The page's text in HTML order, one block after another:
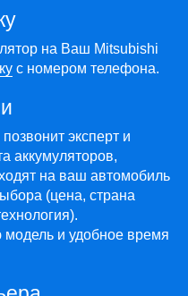
на Ваш Mitsubishi
с номером телефона.
эксперт и
аккумуляторов,
на ваш автомобиль
(цена, страна
модель и удобное время